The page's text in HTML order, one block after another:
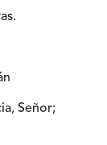
Señor;